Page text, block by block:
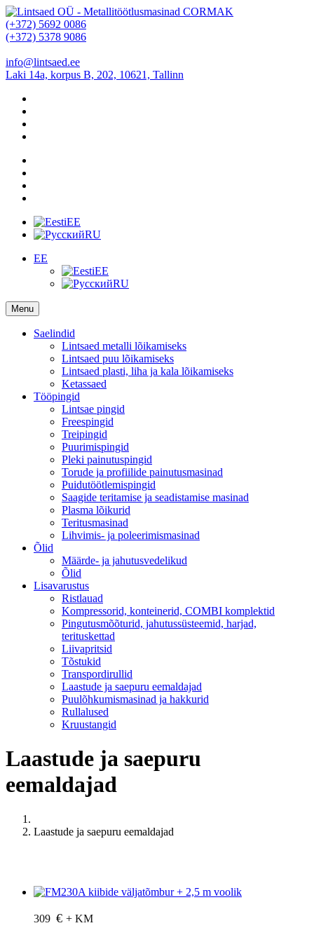
(+372) 5692 0086
(+372) 5378 9086
info@lintsaed.ee
Laki 14a, korpus B, 202, 10621, Tallinn
EE
RU
EE
EE
RU
Menu
Saelindid
Lintsaed metalli lõikamiseks
Lintsaed puu lõikamiseks
Lintsaed plasti, liha ja kala lõikamiseks
Ketassaed
Tööpingid
Lintsae pingid
Freespingid
Treipingid
Puurimispingid
Pleki painutuspingid
Torude ja profiilide painutusmasinad
Puidutöötlemispingid
Saagide teritamise ja seadistamise masinad
Plasma lõikurid
Teritusmasinad
Lihvimis- ja poleerimismasinad
Õlid
Määrde- ja jahutusvedelikud
Õlid
Lisavarustus
Ristlauad
Kompressorid, konteinerid, COMBI komplektid
Pingutusmõõturid, jahutussüsteemid, harjad,
terituskettad
Liivapritsid
Tõstukid
Transpordirullid
Laastude ja saepuru eemaldajad
Puulõhkumismasinad ja hakkurid
Rullalused
Kruustangid
Laastude ja saepuru
eemaldajad
Laastude ja saepuru eemaldajad
309 € + KM